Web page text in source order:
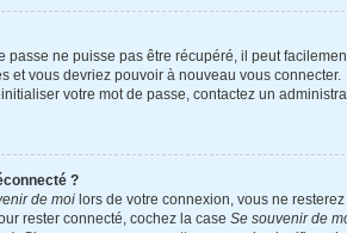
passe ne puisse pas être récupéré, il peut
et vous devriez pouvoir à nouveau vous connecter.
votre mot de passe, contactez un
?
de moi lors de votre connexion, vous ne
rester connecté, cochez la case Se souvenir de